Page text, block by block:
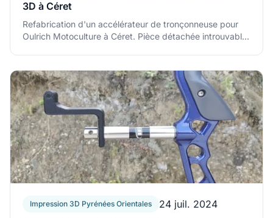
3D à Céret
Refabrication d'un accélérateur de tronçonneuse pour
Oulrich Motoculture à Céret. Pièce détachée introuvable
Impression 3D Pyrénées Orientales
24 juil. 2024